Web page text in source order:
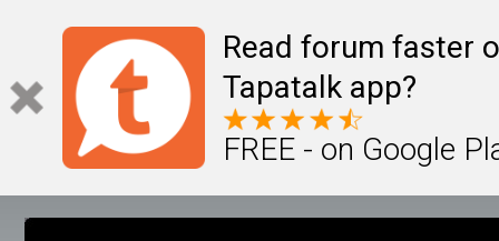
Read forum faster
Tapatalk app?
FREE - on Google